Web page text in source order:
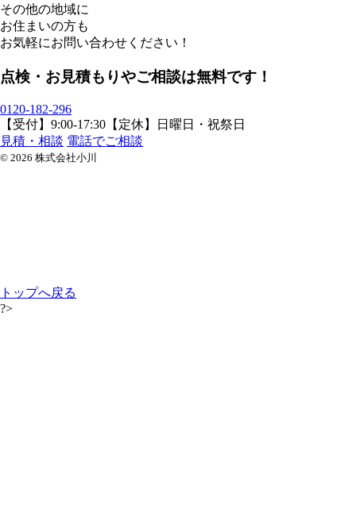
その他の地域に
お住まいの方も
お気軽にお問い合わせください！
点検・お見積もりやご相談は無料です！
0120-182-296
【受付】9:00-17:30【定休】日曜日・祝祭日
見積・相談 電話でご相談
© 2026 株式会社小川
トップへ戻る
?>